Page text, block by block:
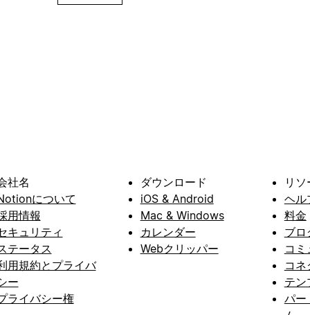
社名
について
用情報
キュリティ
テータス
用規約とプライバ
ー
ライバシー権
ダウンロード
iOS & Android
Mac & Windows
カレンダー
Webクリッパー
リ
ヘル
料金
ブロ
コ
コネ
テン
パー